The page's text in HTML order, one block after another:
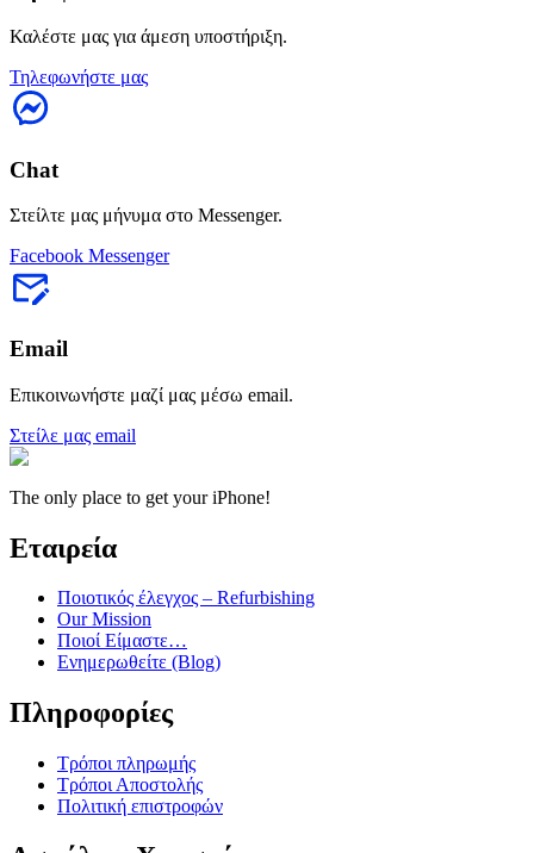
Καλέστε μας για άμεση υποστήριξη.
Τηλεφωνήστε μας
Chat
Στείλτε μας μήνυμα στο Messenger.
Facebook Messenger
Email
Επικοινωνήστε μαζί μας μέσω email.
Στείλε μας email
The only place to get your iPhone!
Εταιρεία
Ποιοτικός έλεγχος – Refurbishing
Our Mission
Ποιοί Είμαστε…
Ενημερωθείτε (Blog)
Πληροφορίες
Τρόποι πληρωμής
Τρόποι Αποστολής
Πολιτική επιστροφών